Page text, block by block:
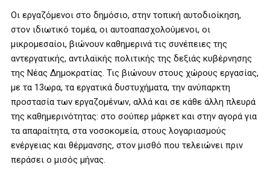
Οι εργαζόμενοι στο δημόσιο, στην τοπική αυτοδιοίκηση,
στον ιδιωτικό τομέα, οι αυτοαπασχολούμενοι, οι
μικρομεσαίοι, βιώνουν καθημερινά τις συνέπειες της
αντεργατικής, αντιλαϊκής πολιτικής της δεξιάς κυβέρνησης
της Νέας Δημοκρατίας. Τις βιώνουν στους χώρους εργασίας,
με τα 13ωρα, τα εργατικά δυστυχήματα, την ανύπαρκτη
προστασία των εργαζομένων, αλλά και σε κάθε άλλη πλευρά
της καθημερινότητας: στο σούπερ μάρκετ και στην αγορά για
τα απαραίτητα, στα νοσοκομεία, στους λογαριασμούς
ενέργειας και θέρμανσης, στον μισθό που τελειώνει πριν
περάσει ο μισός μήνας.